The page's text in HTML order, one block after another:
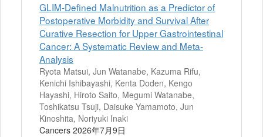
GLIM-Defined Malnutrition as a Predictor of
Postoperative Morbidity and Survival After
Curative Resection for Upper Gastrointestinal
Cancer: A Systematic Review and Meta-
Analysis
Ryota Matsui, Jun Watanabe, Kazuma Rifu,
Kenichi Ishibayashi, Kenta Doden, Kengo
Hayashi, Hiroto Saito, Megumi Watanabe,
Toshikatsu Tsuji, Daisuke Yamamoto, Jun
Kinoshita, Noriyuki Inaki
Cancers 2026年7月9日